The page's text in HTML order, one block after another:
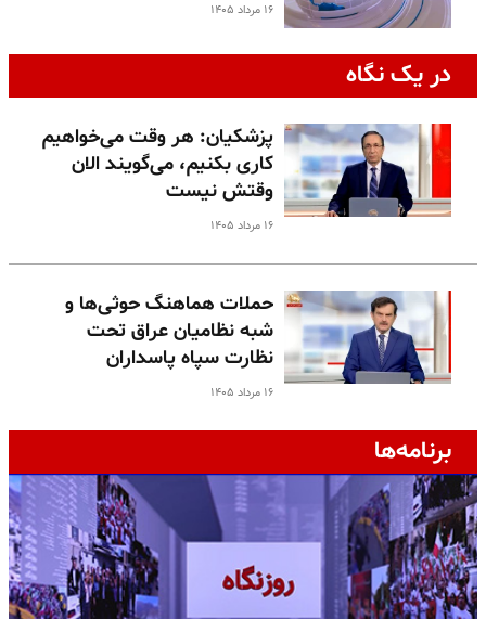
۱۶ مرداد ۱۴۰۵
در یک نگاه
پزشکیان: هر وقت می‌خواهیم
کاری بکنیم، می‌گویند الان
وقتش نیست
۱۶ مرداد ۱۴۰۵
حملات هماهنگ حوثی‌ها و
شبه نظامیان عراق تحت
نظارت سپاه پاسداران
۱۶ مرداد ۱۴۰۵
برنامه‌ها